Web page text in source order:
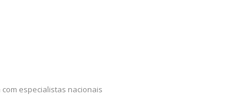
especialistas nacionais